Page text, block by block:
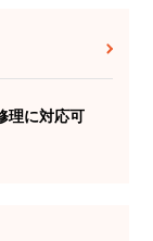
理に対応可